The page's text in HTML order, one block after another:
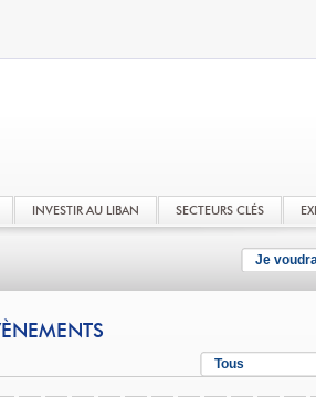
INVESTIR AU LIBAN SECTEURS CLÉS
Je
Tous